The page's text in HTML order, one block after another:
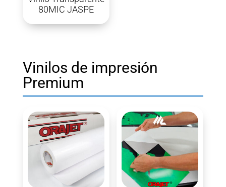
80MIC JASPE
Vinilos de impresión
Premium